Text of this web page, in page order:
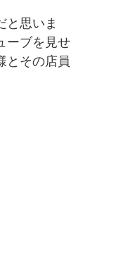
と思いま
ーブを見せ
とその店員